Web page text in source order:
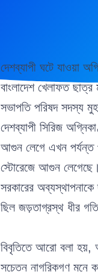
দেশব্যাপী ঘটে যাওয়া
বাংলাদেশ খেলাফত
সভাপতি পরিষদ সদস্য
দেশব্যাপী সিরিজ
আগুন লেগে এখন পর্যন্ত
স্টোরেজে আগুন
সরকারের অব্যস্থাপনাকে
ছিল জড়তাগ্রস্থ ধীর
বিবৃতিতে আরো বলা হয়,
সচেতন নাগরিকগণ মনে